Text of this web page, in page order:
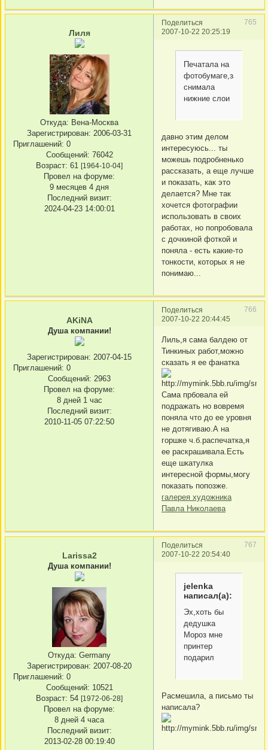
Поделиться
765
2007-10-22 20:25:19
Лиля
Откуда: Вена-Москва
Зарегистрирован: 2006-03-31
Приглашений: 0
Сообщений: 76042
Возраст: 61 [1964-10-04]
Провел на форуме:
9 месяцев 4 дня
Последний визит:
2024-04-23 14:00:01
Печатала на
фотобумаге,затем
снимала
нижние слои
давно этим делом
интересуюсь... ты
можешь подробненько
рассказать, а еще лучше
и показать, как это
делается? Мне так
хочется фотографии
использовать в своих
работах, но попробовала
с дочкиной фоткой и
поняла - есть какие-то
тонкости, которых я не
понимаю...
Поделиться
766
2007-10-22 20:44:45
AKiNA
Душа компании!
Зарегистрирован: 2007-04-15
Приглашений: 0
Сообщений: 2963
Провел на форуме:
8 дней 1 час
Последний визит:
2010-11-05 07:22:50
Лиль,я сама балдею от
Тинкиных работ,можно
сказать я ее фанатка
Сама прбовала ей
подражать но вовремя
поняла что до ее уровня
не дотягиваю.А на
горшке ч.б.распечатка,я
ее раскрашивала.Есть
еще шкатулка
интересной формы,могу
показать попозже.
галерея художника
Павла Николаева
Поделиться
767
2007-10-22 20:54:40
Larissa2
Душа компании!
Откуда: Germany
Зарегистрирован: 2007-08-20
Приглашений: 0
Сообщений: 10521
Возраст: 54 [1972-06-28]
Провел на форуме:
8 дней 4 часа
Последний визит:
2013-02-28 00:19:40
jelenka
написал(а):
Эх,хоть бы
дедушка
Мороз мне
принтер
подарил
Расмешила, а письмо ты
написала?